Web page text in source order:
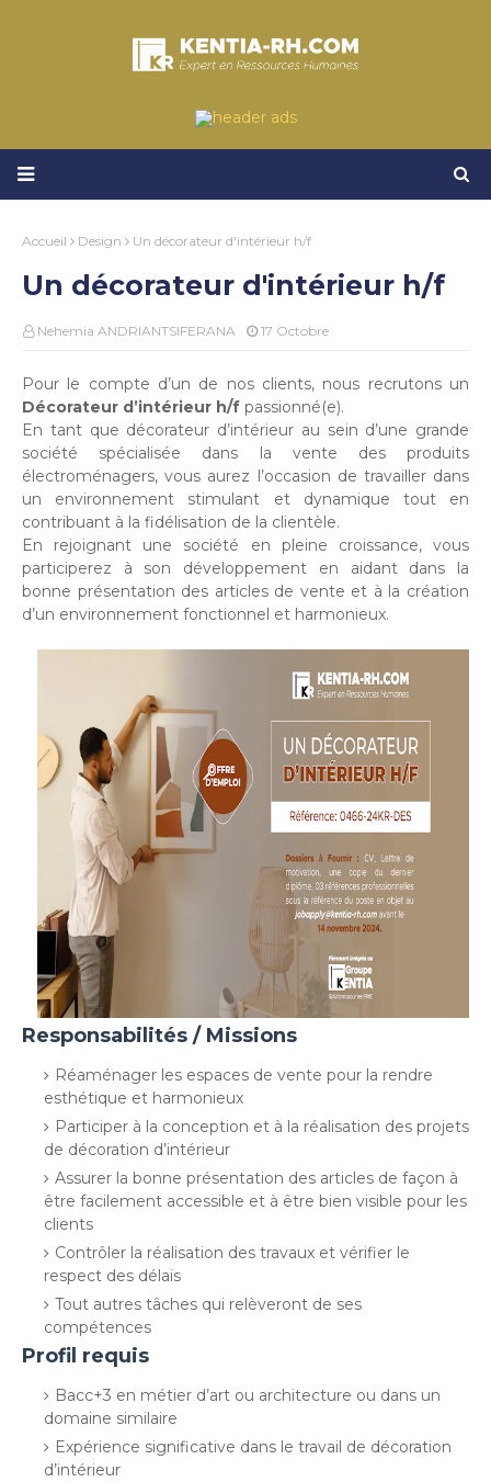
Accueil Design Un décorateur d'intérieur h/f
Un décorateur d'intérieur h/f
Nehemia ANDRIANTSIFERANA 17 Octobre
Pour le compte d’un de nos clients, nous recrutons un
Décorateur d’intérieur h/f passionné(e).
En tant que décorateur d’intérieur au sein d’une grande
société spécialisée dans la vente des produits
électroménagers, vous aurez l’occasion de travailler dans
un environnement stimulant et dynamique tout en
contribuant à la fidélisation de la clientèle.
En rejoignant une société en pleine croissance, vous
participerez à son développement en aidant dans la
bonne présentation des articles de vente et à la création
d’un environnement fonctionnel et harmonieux.
Responsabilités / Missions
Réaménager les espaces de vente pour la rendre
esthétique et harmonieux
Participer à la conception et à la réalisation des projets
de décoration d’intérieur
Assurer la bonne présentation des articles de façon à
être facilement accessible et à être bien visible pour les
clients
Contrôler la réalisation des travaux et vérifier le
respect des délais
Tout autres tâches qui relèveront de ses
compétences
Profil requis
Bacc+3 en métier d’art ou architecture ou dans un
domaine similaire
Expérience significative dans le travail de décoration
d’intérieur